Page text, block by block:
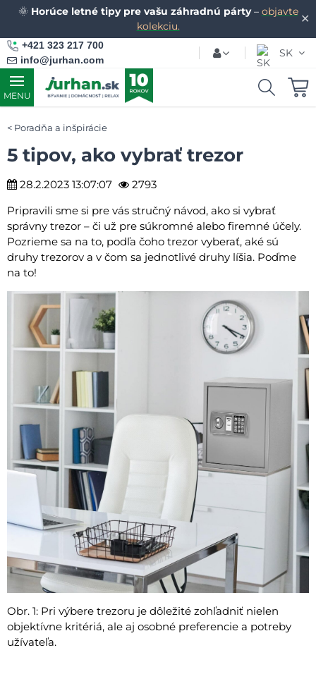
✕
🌞 Horúce letné tipy pre vašu záhradnú párty– objavte
kolekciu.
+421 323 217 700
info@jurhan.com
SK
MENU
Poradňa a inšpirácie
5 tipov, ako vybrať trezor
28.2.2023 13:07:07
2793
Pripravili sme si pre vás stručný návod, ako si vybrať
správny trezor – či už pre súkromné alebo firemné účely.
Pozrieme sa na to, podľa čoho trezor vyberať, aké sú
druhy trezorov a v čom sa jednotlivé druhy líšia. Poďme
na to!
Obr. 1: Pri výbere trezoru je dôležité zohľadniť nielen
objektívne kritériá, ale aj osobné preferencie a potreby
užívateľa.